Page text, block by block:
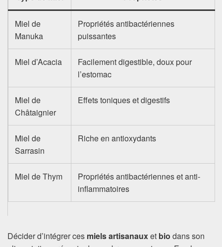
Miel de
Manuka
Propriétés antibactériennes
puissantes
Miel d’Acacia
Facilement digestible, doux pour
l’estomac
Miel de
Châtaignier
Effets toniques et digestifs
Miel de
Sarrasin
Riche en antioxydants
Miel de Thym
Propriétés antibactériennes et anti-
inflammatoires
Décider d’intégrer ces miels artisanauxet bio dans son